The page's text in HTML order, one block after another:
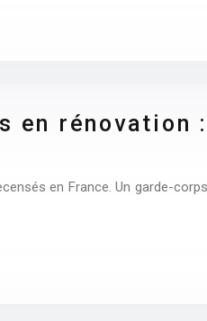
en
en France. Un garde-